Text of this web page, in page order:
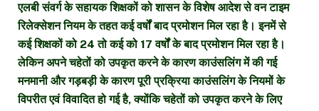
एलबी संवर्ग के सहायक शिक्षकों को शासन के विशेष आदेश से वन टाइम
रिलेक्सेशन नियम के तहत कई वर्षों बाद प्रमोशन मिल रहा है। इनमें से
कई शिक्षकों को 24 तो कई को 17 वर्षों के बाद प्रमोशन मिल रहा है।
लेकिन अपने चहेतों को उपकृत करने के कारण काउंसलिंग में की गई
मनमानी और गड़बड़ी के कारण पूरी प्रक्रिया काउंसलिंग के नियमों के
विपरीत एवं विवादित हो गई है, क्योंकि चहेतों को उपकृत करने के लिए